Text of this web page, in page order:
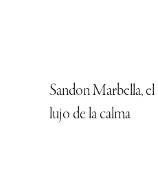
Sandon Marbella, el
lujo de la calma